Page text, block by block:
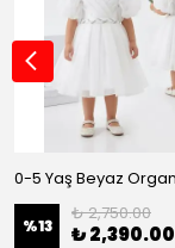
%13
₺ 2,750.00
₺ 2,390.00